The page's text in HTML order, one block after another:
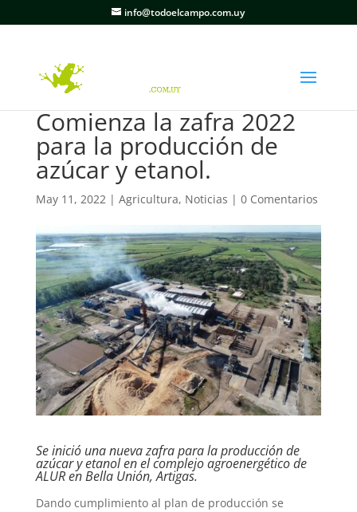
info@todoelcampo.com.uy
Comienza la zafra 2022
para la producción de
azúcar y etanol.
May 11, 2022| Agricultura, Noticias | 0 Comentarios
Se inició una nueva zafra para la producción de
azúcar y etanol en el complejo agroenergético de
ALUR en Bella Unión, Artigas.
Dando cumplimiento al plan de producción se